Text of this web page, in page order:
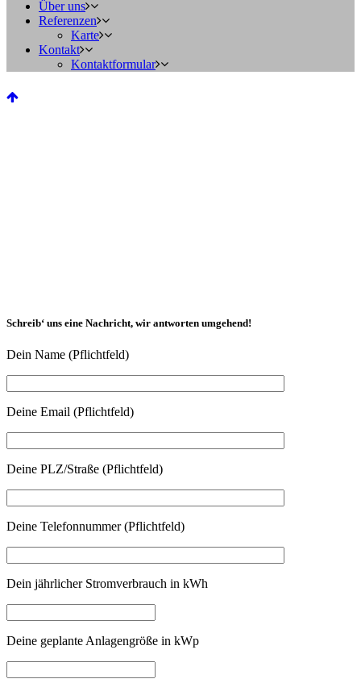
Über uns
Referenzen
Karte
Kontakt
Kontaktformular
Schreib‘ uns eine Nachricht, wir antworten umgehend!
Dein Name (Pflichtfeld)
Deine Email (Pflichtfeld)
Deine PLZ/Straße (Pflichtfeld)
Deine Telefonnummer (Pflichtfeld)
Dein jährlicher Stromverbrauch in kWh
Deine geplante Anlagengröße in kWp